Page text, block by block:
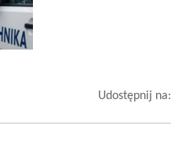
Udostępnij na: